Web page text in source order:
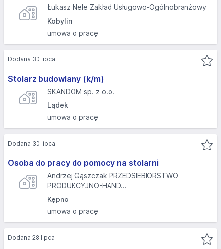
Łukasz Nele Zakład Usługowo-Ogólnobranżowy
Kobylin
umowa o pracę
Stolarz budowlany (k/m)
SKANDOM sp. z o.o.
Lądek
umowa o pracę
Dodana 30 lipca
Osoba do pracy do pomocy na stolarni
Andrzej Gąszczak PRZEDSIEBIORSTWO
PRODUKCYJNO-HAND...
Kępno
umowa o pracę
Dodana 30 lipca
Dodana 28 lipca